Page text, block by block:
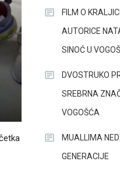
FILM O
AUTORICE
SINOĆ U
DVOSTRUKO
SREBRNA
VOGOŠĆA
MUALLIMA
GENERACIJE